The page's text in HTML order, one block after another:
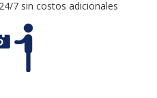
comodidad de su casa